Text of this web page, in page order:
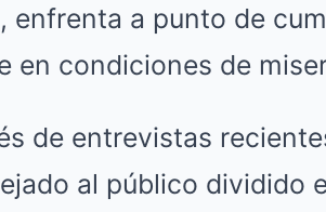
enfrenta a punto de
en condiciones de
de entrevistas
al público dividido